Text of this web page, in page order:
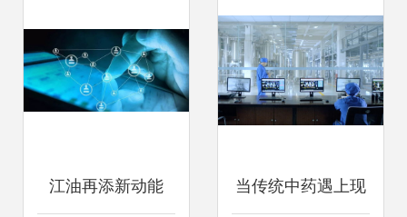
江油再添新动能 当传统中药遇上现